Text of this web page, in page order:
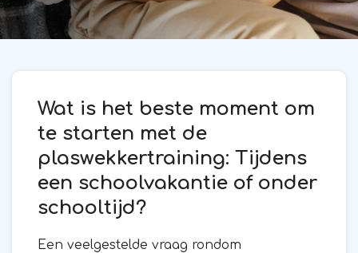
Wat is het beste moment om
te starten met de
plaswekkertraining: Tijdens
een schoolvakantie of onder
schooltijd?
Een veelgestelde vraag rondom